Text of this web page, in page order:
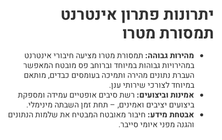
יתרונות פתרון אינטרנט
תמסורת מטרו
מהירות גבוהה: תמסורת מטרו מציעה חיבורי אינטרנט
במהירויות גבוהות במיוחד וברוחב פס מובטח המאפשר
העברת נתונים מהירה ותמיכה בעומסים כבדים, מותאם
במיוחד לצורכי שירותי ענן.
אמינות וביצועים: רשת סיבים אופטיים עמידה ומספקת
ביצועים יציבים ואמינים, – תחת זמן השבתה מינימלי.
אבטחת מידע: חיבור מאובטח המבטיח את שלמות הנתונים
והגנה מפני איומי סייבר.